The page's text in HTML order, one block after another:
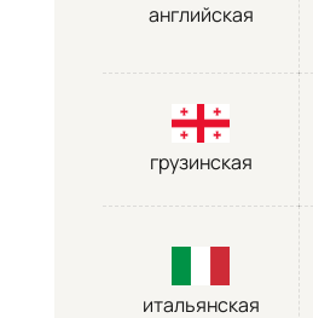
английская
грузинская
итальянская